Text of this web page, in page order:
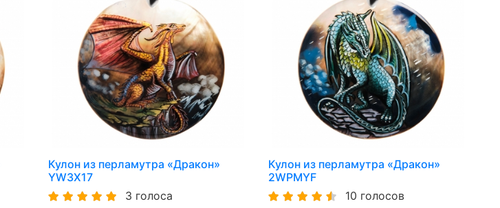
Кулон из перламутра «Дракон»
YW3X17
3 голоса
Кулон из перламутра «Дракон»
2WPMYF
10 голосов